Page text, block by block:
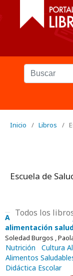
Inicio / Libros /
Escuela de
Todos los
Alimenta
alimentación
Soledad Burgos ,
Nutrición Cultura
Alimentos
Didáctica Escolar